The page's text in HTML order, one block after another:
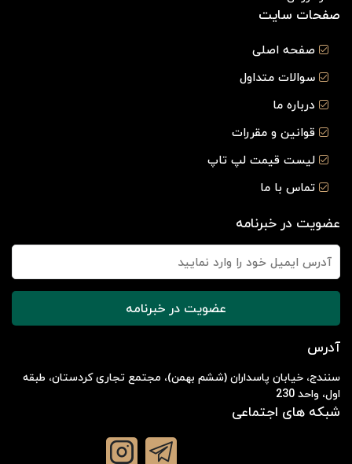
صفحات سایت
صفحه اصلی
سوالات متداول
درباره ما
قوانین و مقررات
لیست قیمت لپ تاپ
تماس با ما
عضویت در خبرنامه
عضویت در خبرنامه
آدرس
سنندج، خیابان پاسداران (ششم بهمن)، مجتمع تجاری کردستان، طبقه
اول، واحد 230
شبکه های اجتماعی